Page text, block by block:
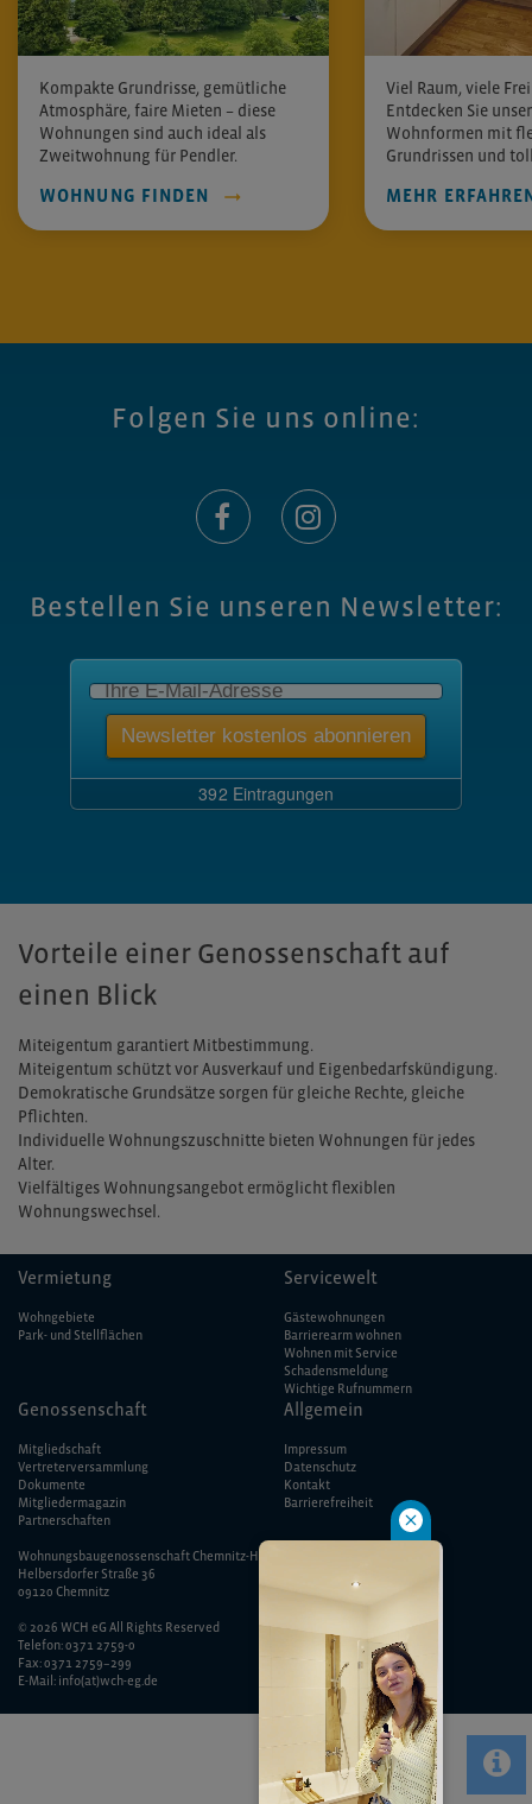
Kompakte Grundrisse, gemütliche
Atmosphäre, faire Mieten – diese
Wohnungen sind auch ideal als
Zweitwohnung für Pendler.
WOHNUNG FINDEN
Viel Raum, viele
Entdecken Sie
Wohnformen mit
Grundrissen und
MEHR
Folgen Sie uns online:
Bestellen Sie unseren Newsletter:
Vorteile einer Genossenschaft auf
einen Blick
Miteigentum garantiert Mitbestimmung.
Miteigentum schützt vor Ausverkauf und Eigenbedarfskündigung.
Demokratische Grundsätze sorgen für gleiche Rechte, gleiche
Pflichten.
Individuelle Wohnungszuschnitte bieten Wohnungen für jedes
Alter.
Vielfältiges Wohnungsangebot ermöglicht flexiblen
Wohnungswechsel.
Vermietung
Wohngebiete
Park- und Stellflächen
Servicewelt
Gästewohnungen
Barrierearm wohnen
Wohnen mit Service
Schadensmeldung
Wichtige Rufnummern
Genossenschaft
Mitgliedschaft
Vertreterversammlung
Dokumente
Mitgliedermagazin
Partnerschaften
Allgemein
Impressum
Datenschutz
Kontakt
Barriere­freiheit
Wohnungsbaugenossenschaft Chemnitz-Helbersdorf eG
Helbersdorfer Straße 36
09120 Chemnitz
© 2026 WCH eG All Rights Reserved
Telefon: 0371 2759-0
Fax: 0371 2759–299
E-Mail: info(at)wch-eg.de